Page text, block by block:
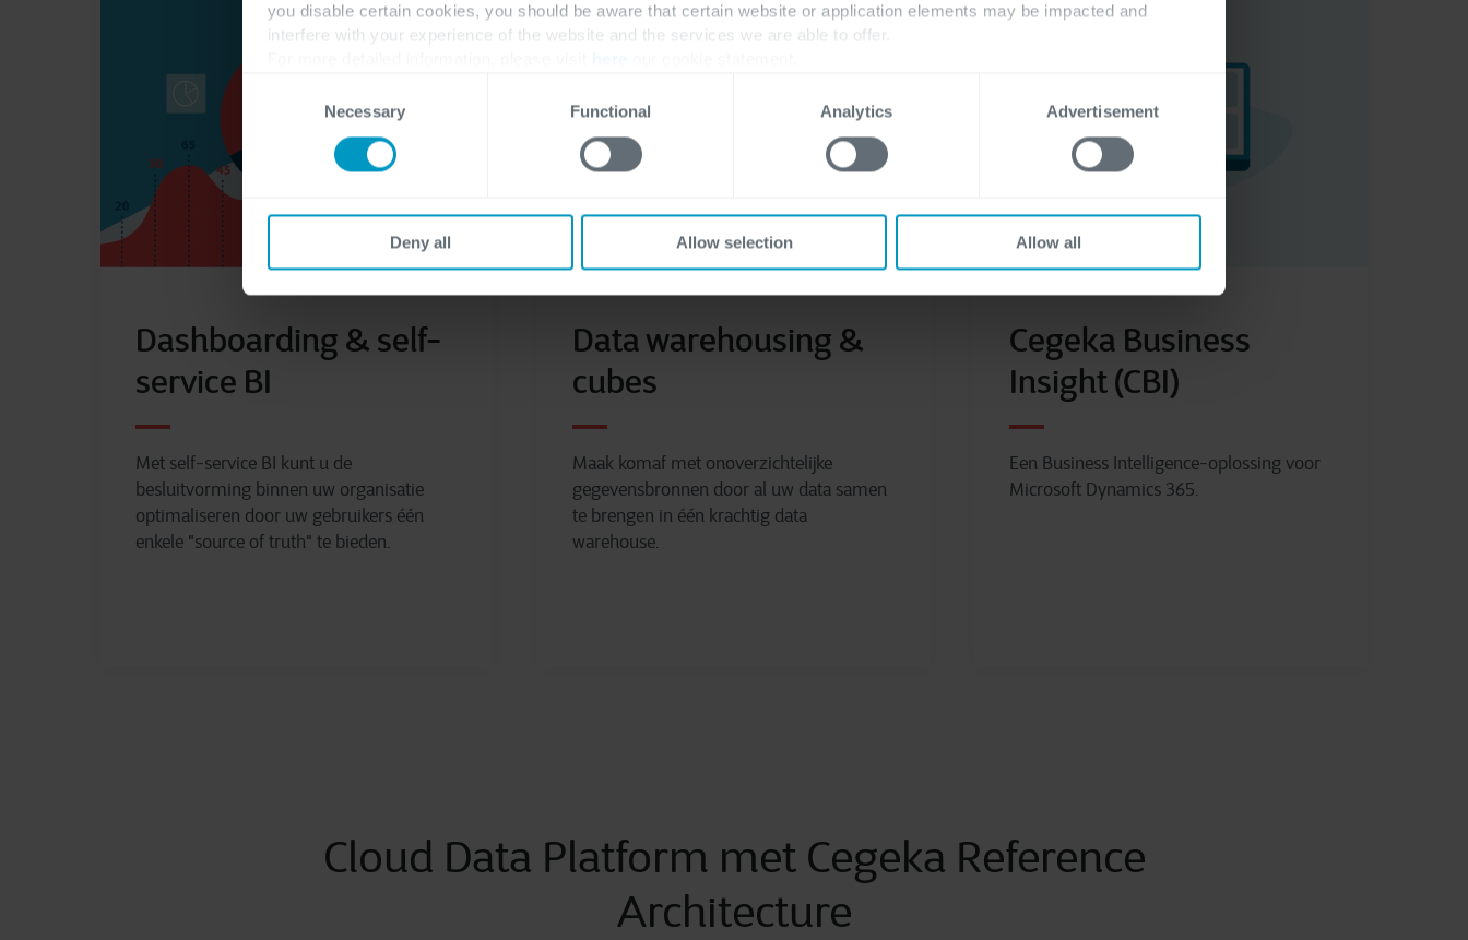
you disable certain cookies, you should be aware that certain website or application elements may be impacted and
interfere with your experience of the website and the services we are able to offer.
here
Necessary Functional Analytics Advertisement
Deny all Allow selection Allow all
Dashboarding & self-
service BI
Met self-service BI kunt u de
besluitvorming binnen uw organisatie
optimaliseren door uw gebruikers één
enkele "source of truth" te bieden.
Data warehousing &
cubes
Maak komaf met onoverzichtelijke
gegevensbronnen door al uw data samen
te brengen in één krachtig data
warehouse.
Cegeka Business
Insight (CBI)
Een Business Intelligence-oplossing voor
Microsoft Dynamics 365.
Cloud Data Platform met Cegeka Reference
Architecture